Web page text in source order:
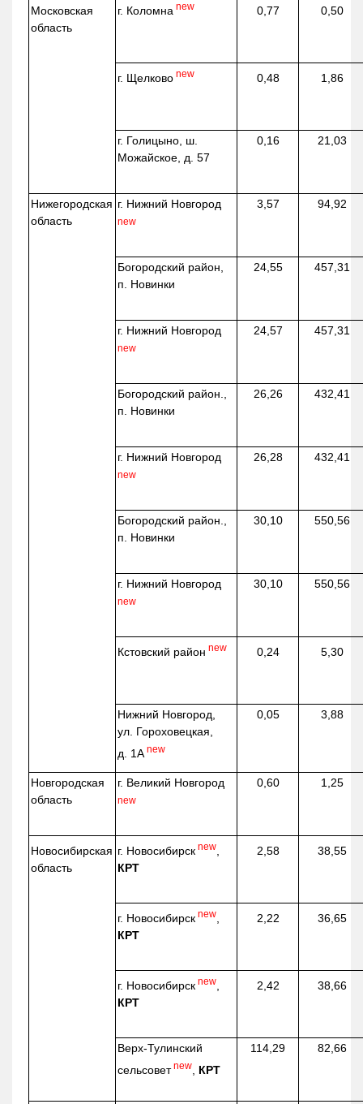
Московская
область
г. Коломна new 0,77 0,50
г. Щелково new 0,48 1,86
г. Голицыно, ш.
Можайское, д. 57
0,16 21,03
Нижегородская
область
г. Нижний Новгород
new
3,57 94,92
Богородский район,
п. Новинки
24,55 457,31
г. Нижний Новгород
new
24,57 457,31
Богородский район.,
п. Новинки
26,26 432,41
г. Нижний Новгород
new
26,28 432,41
Богородский район.,
п. Новинки
30,10 550,56
г. Нижний Новгород
new
30,10 550,56
Кстовский район new 0,24 5,30
Нижний Новгород,
ул. Гороховецкая,
д. 1А new
0,05 3,88
Новгородская
область
г. Великий Новгород
new
0,60 1,25
Новосибирская
область
г. Новосибирск new
КРТ
2,58 38,55
г. Новосибирск new
КРТ
2,22 36,65
г. Новосибирск new
КРТ
2,42 38,66
Верх-Тулинский
сельсовет new КРТ
114,29 82,66